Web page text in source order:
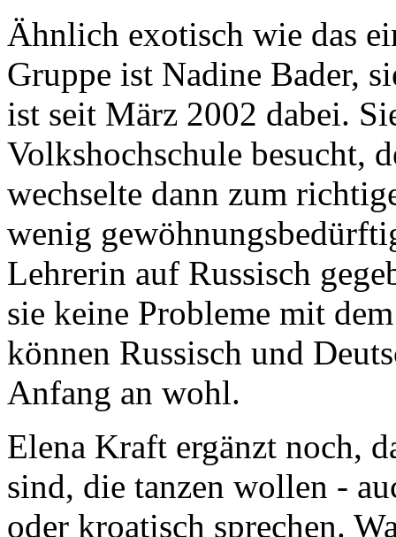
Ähnlich exotisch wie das
Gruppe ist Nadine Bader,
ist seit März 2002 dabei.
Volkshochschule besucht,
wechselte dann zum
wenig
Lehrerin auf Russisch
sie keine Probleme mit
können Russisch und
Anfang an wohl.
Elena Kraft ergänzt noch,
sind, die tanzen wollen -
oder kroatisch sprechen.